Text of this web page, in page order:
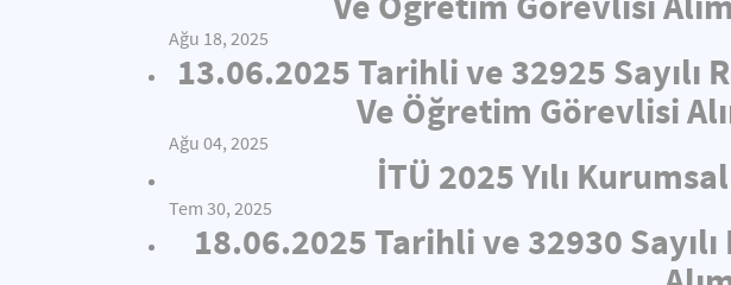
Ağu 18, 2025
13.06.2025 Tarihli ve 32925 Sayılı
Ve Öğretim Görevlisi
Ağu 04, 2025
İTÜ 2025 Yılı
Tem 30, 2025
18.06.2025 Tarihli ve 32930